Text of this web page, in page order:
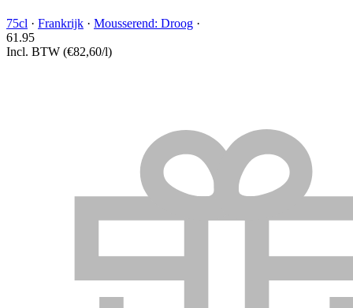
75cl · Frankrijk · Mousserend: Droog ·
61.95
Incl. BTW (€82,60/l)